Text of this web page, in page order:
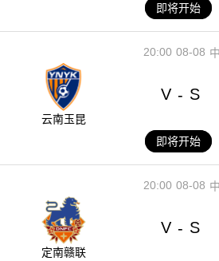
即将开始
08-08
20:00
云南玉昆
V - S
即将开始
08-08
20:00
定南赣联
V - S